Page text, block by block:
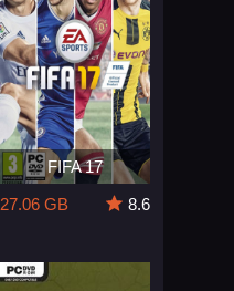
FIFA 17
27.06 GB
8.6